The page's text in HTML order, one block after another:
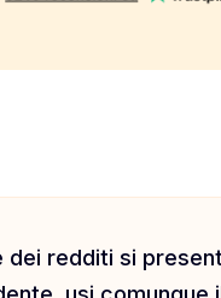
redditi si